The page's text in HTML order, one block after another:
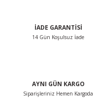
İADE GARANTİSİ
14 Gün Koşulsuz İade
AYNI GÜN KARGO
Siparişleriniz Hemen Kargoda